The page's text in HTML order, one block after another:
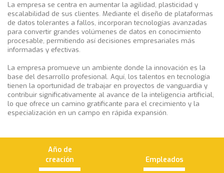
La empresa se centra en aumentar la agilidad, plasticidad y
escalabilidad de sus clientes. Mediante el diseño de plataformas
de datos tolerantes a fallos, incorporan tecnologías avanzadas
para convertir grandes volúmenes de datos en conocimiento
procesable, permitiendo así decisiones empresariales más
informadas y efectivas.
La empresa promueve un ambiente donde la innovación es la
base del desarrollo profesional. Aquí, los talentos en tecnología
tienen la oportunidad de trabajar en proyectos de vanguardia y
contribuir significativamente al avance de la inteligencia artificial,
lo que ofrece un camino gratificante para el crecimiento y la
especialización en un campo en rápida expansión.
Año de
creación
Empleados